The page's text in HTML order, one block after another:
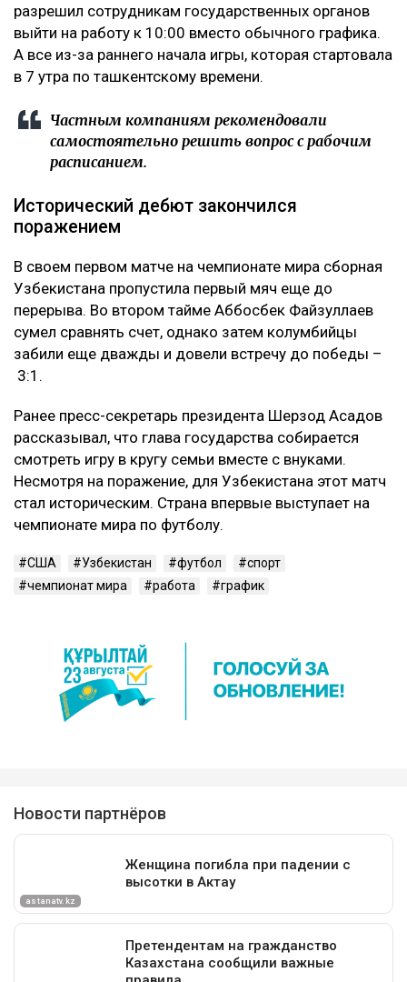
разрешил сотрудникам государственных органов
выйти на работу к 10:00 вместо обычного графика.
А все из-за раннего начала игры, которая стартовала
в 7 утра по ташкентскому времени.
Частным компаниям рекомендовали
самостоятельно решить вопрос с рабочим
расписанием.
Исторический дебют закончился
поражением
В своем первом матче на чемпионате мира сборная
Узбекистана пропустила первый мяч еще до
перерыва. Во втором тайме Аббосбек Файзуллаев
сумел сравнять счет, однако затем колумбийцы
забили еще дважды и довели встречу до победы –
3:1.
Ранее пресс-секретарь президента Шерзод Асадов
рассказывал, что глава государства собирается
смотреть игру в кругу семьи вместе с внуками.
Несмотря на поражение, для Узбекистана этот матч
стал историческим. Страна впервые выступает на
чемпионате мира по футболу.
США Узбекистан футбол
спорт
чемпионат мира
работа график